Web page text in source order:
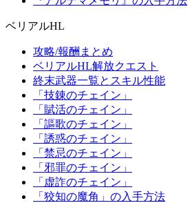
ベリアルHL
攻略/報酬まとめ
ベリアルHL解放クエスト
終末武器一覧とスキル性能
「技錬のチェイン」
「賦活のチェイン」
「謳歌のチェイン」
「誘惑のチェイン」
「禁忌のチェイン」
「邪罪のチェイン」
「虚詐のチェイン」
「狡知の魔角」の入手方法